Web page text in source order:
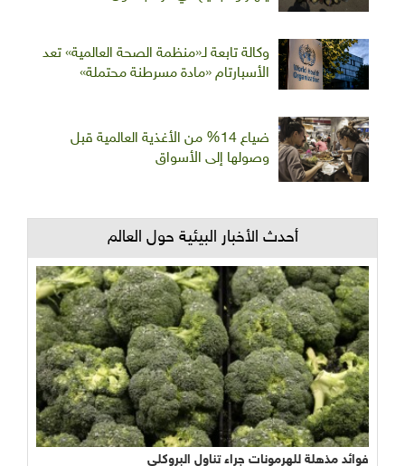
وكالة تابعة لـ«منظمة الصحة العالمية» تعد
الأسبارتام «مادة مسرطنة محتملة»
ضياع 14% من الأغذية العالمية قبل
وصولها إلى الأسواق
أحدث الأخبار البيئية حول العالم
فوائد مذهلة للهرمونات جراء تناول البروكلي